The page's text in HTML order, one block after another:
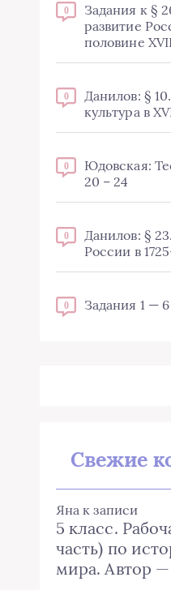
0
Задания к §
развитие
половине
0
Данилов: §
культура в
0
Юдовская:
20 – 24
0
Данилов: §
России в
0 Задания 1 — 6
Свежие
Яна к записи
5 класс.
часть) по
мира. Автор